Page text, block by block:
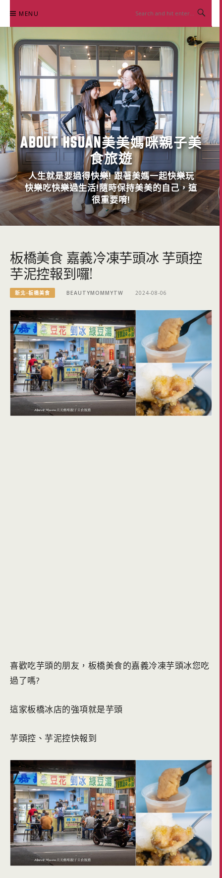
content
MENU
ABOUT HSUAN美美媽咪親子美
食旅遊
人生就是要過得快樂! 跟著美媽一起快樂玩
快樂吃快樂過生活!隨時保持美美的自己，這
很重要唷!
板橋美食 嘉義冷凍芋頭冰 芋頭控
芋泥控報到囉!
新北-板橋美食 BEAUTYMOMMYTW 2024-08-06
喜歡吃芋頭的朋友，板橋美食的嘉義冷凍芋頭冰您吃
過了嗎?
這家板橋冰店的強項就是芋頭
芋頭控、芋泥控快報到